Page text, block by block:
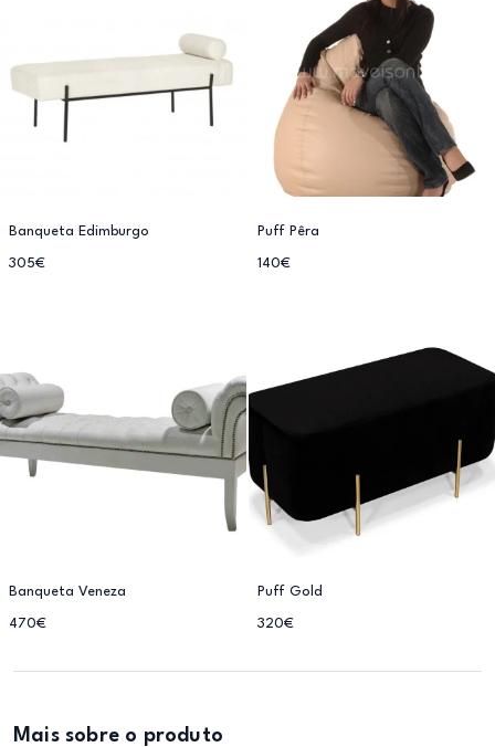
Banqueta Edimburgo
305€
Puff Pêra
140€
Banqueta Veneza
470€
Puff Gold
320€
Mais sobre o produto